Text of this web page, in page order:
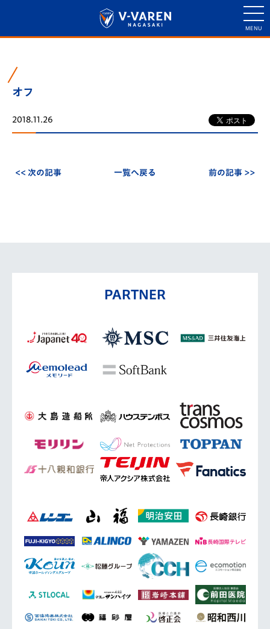
オフ
2018.11.26
<< 次の記事 一覧へ戻る 前の記事 >>
PARTNER